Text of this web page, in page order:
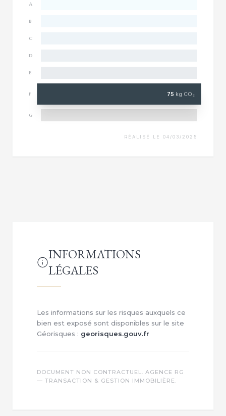
A
B
C
D
E
F 75 kg CO₂
G
RÉALISÉ LE 04/03/2025
INFORMATIONS
LÉGALES
Les informations sur les risques auxquels ce
bien est exposé sont disponibles sur le site
Géorisques : georisques.gouv.fr
DOCUMENT NON CONTRACTUEL. AGENCE RG
— TRANSACTION & GESTION IMMOBILIÈRE.